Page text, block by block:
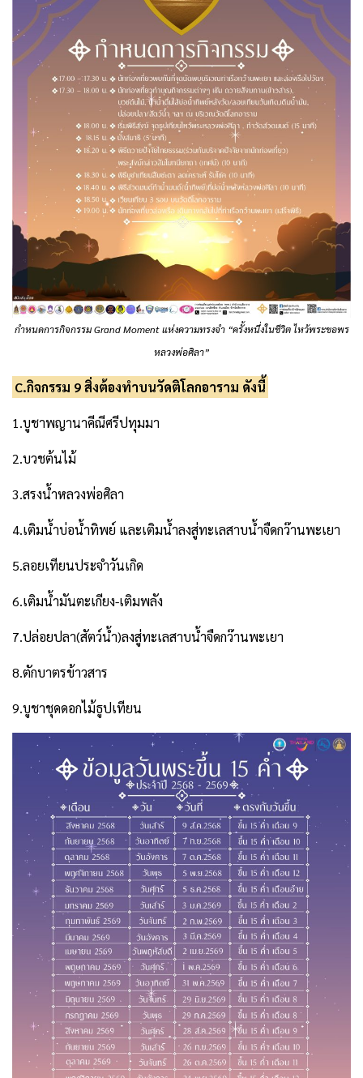
กำหนดการกิจกรรม Grand Moment แห่งความทรงจำ “ครั้งหนึ่งในชีวิต ไหว้พระขอพร
หลวงพ่อศิลา”
C.กิจกรรม 9 สิ่งต้องทำบนวัดติโลกอาราม ดังนี้
1.บูชาพญานาคีณีศรีปทุมมา
2.บวชต้นไม้
3.สรงน้ำหลวงพ่อศิลา
4.เติมน้ำบ่อน้ำทิพย์ และเติมน้ำลงสู่ทะเลสาบน้ำจืดกว๊านพะเยา
5.ลอยเทียนประจำวันเกิด
6.เติมน้ำมันตะเกียง-เติมพลัง
7.ปล่อยปลา(สัตว์น้ำ)ลงสู่ทะเลสาบน้ำจืดกว๊านพะเยา
8.ตักบาตรข้าวสาร
9.บูชาชุดดอกไม้ธูปเทียน